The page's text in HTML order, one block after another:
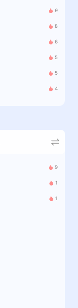
9
8
6
5
5
4
9
1
1